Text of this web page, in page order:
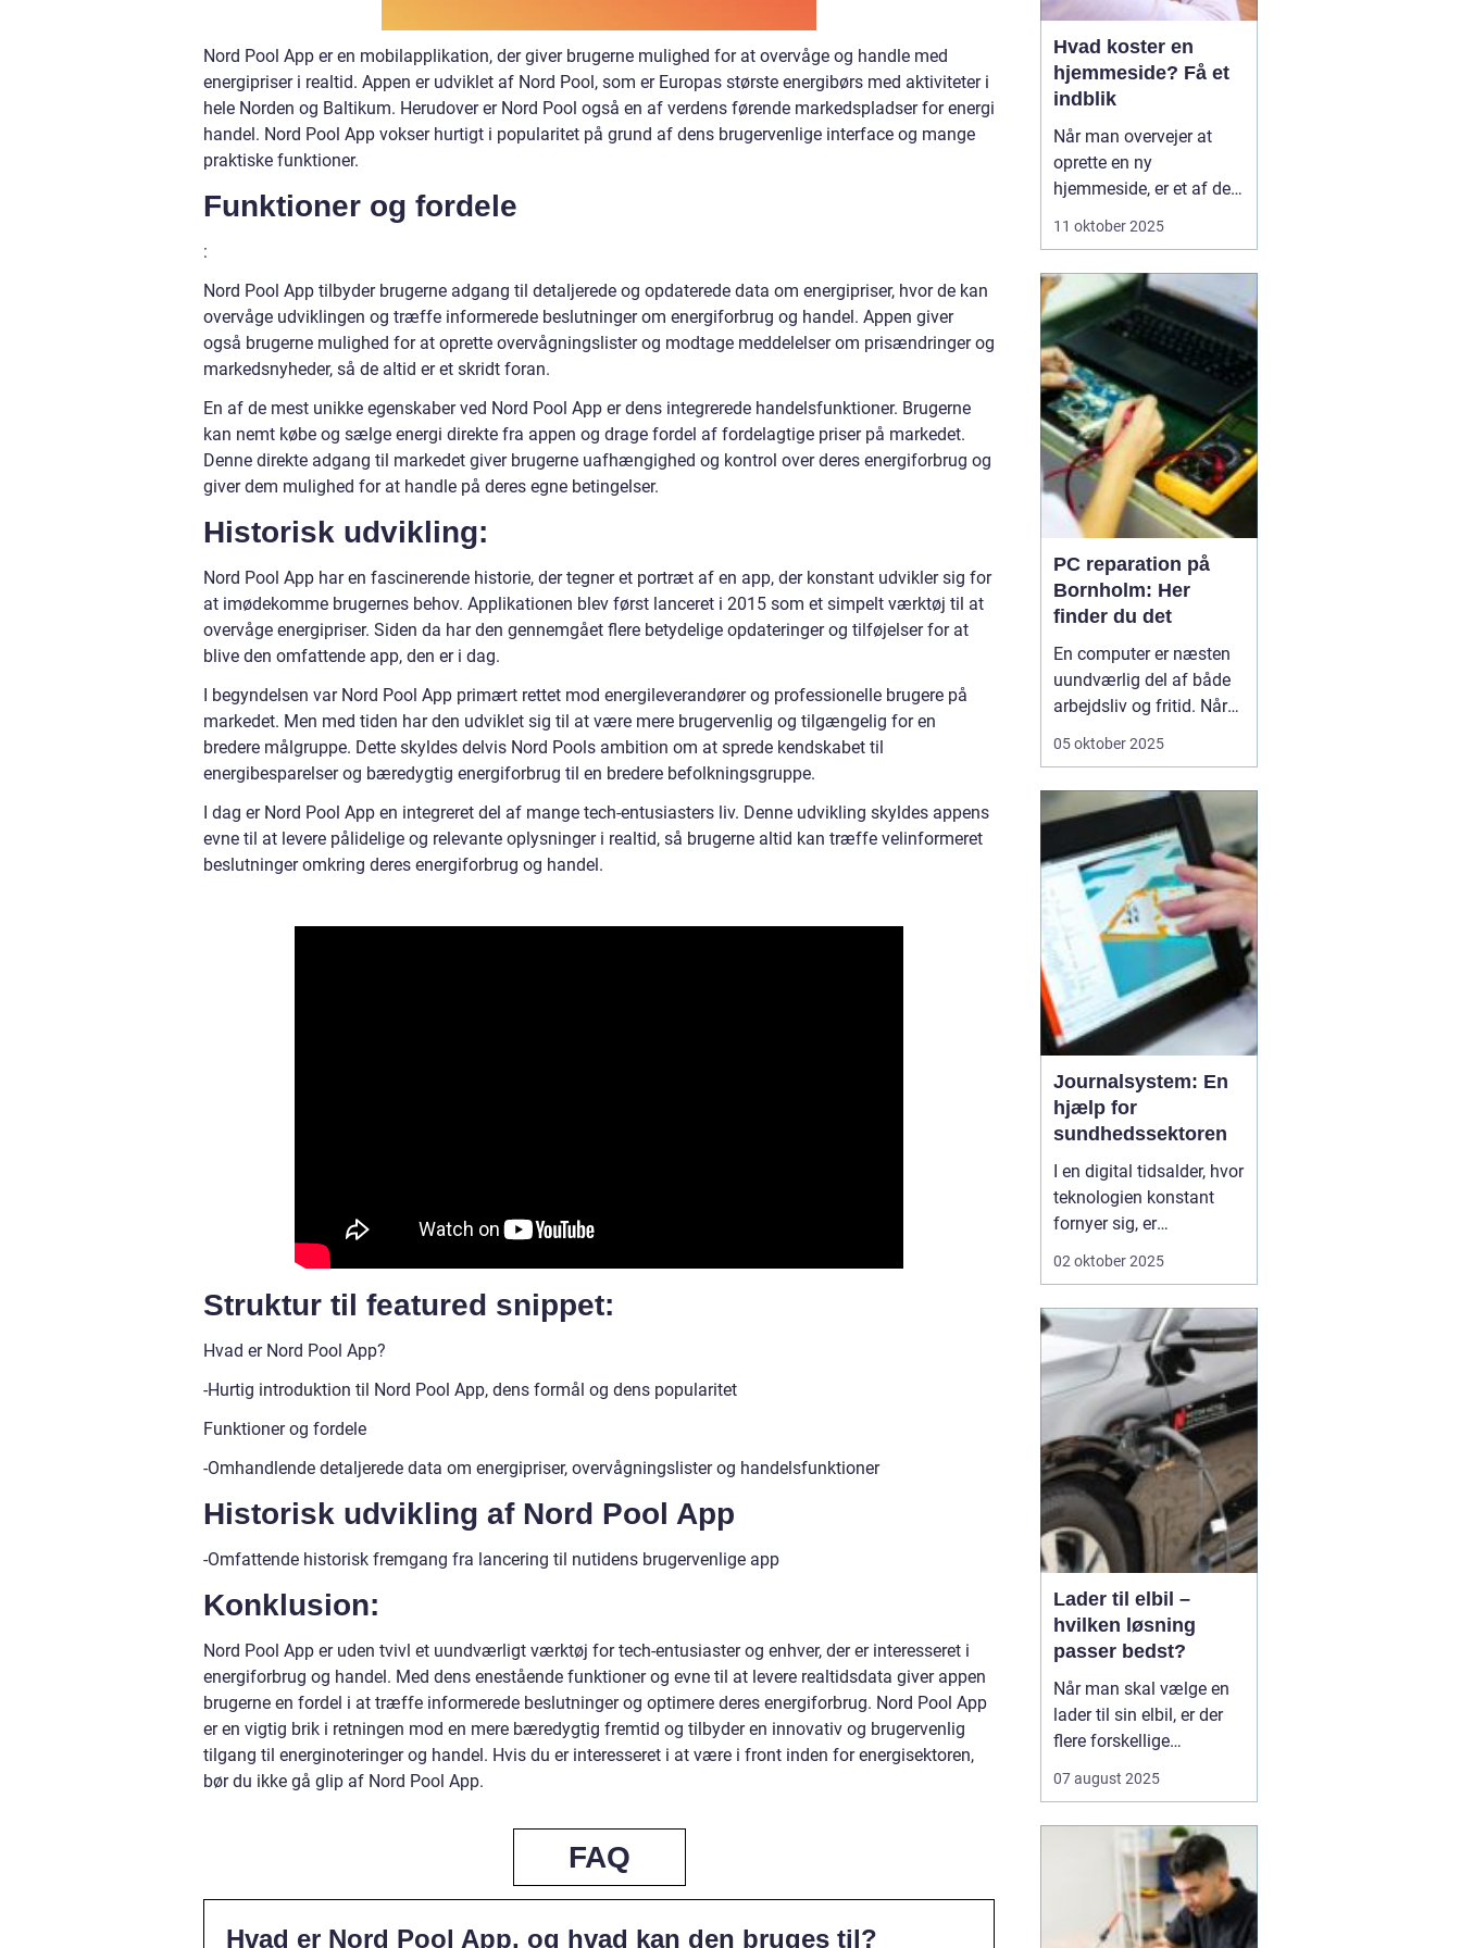
Nord Pool App er en mobilapplikation, der giver brugerne mulighed for at overvåge og handle med
energipriser i realtid. Appen er udviklet af Nord Pool, som er Europas største energibørs med aktiviteter i
hele Norden og Baltikum. Herudover er Nord Pool også en af verdens førende markedspladser for energi
handel. Nord Pool App vokser hurtigt i popularitet på grund af dens brugervenlige interface og mange
praktiske funktioner.
Funktioner og fordele
:
Nord Pool App tilbyder brugerne adgang til detaljerede og opdaterede data om energipriser, hvor de kan
overvåge udviklingen og træffe informerede beslutninger om energiforbrug og handel. Appen giver
også brugerne mulighed for at oprette overvågningslister og modtage meddelelser om prisændringer og
markedsnyheder, så de altid er et skridt foran.
En af de mest unikke egenskaber ved Nord Pool App er dens integrerede handelsfunktioner. Brugerne
kan nemt købe og sælge energi direkte fra appen og drage fordel af fordelagtige priser på markedet.
Denne direkte adgang til markedet giver brugerne uafhængighed og kontrol over deres energiforbrug og
giver dem mulighed for at handle på deres egne betingelser.
Historisk udvikling:
Nord Pool App har en fascinerende historie, der tegner et portræt af en app, der konstant udvikler sig for
at imødekomme brugernes behov. Applikationen blev først lanceret i 2015 som et simpelt værktøj til at
overvåge energipriser. Siden da har den gennemgået flere betydelige opdateringer og tilføjelser for at
blive den omfattende app, den er i dag.
I begyndelsen var Nord Pool App primært rettet mod energileverandører og professionelle brugere på
markedet. Men med tiden har den udviklet sig til at være mere brugervenlig og tilgængelig for en
bredere målgruppe. Dette skyldes delvis Nord Pools ambition om at sprede kendskabet til
energibesparelser og bæredygtig energiforbrug til en bredere befolkningsgruppe.
I dag er Nord Pool App en integreret del af mange tech-entusiasters liv. Denne udvikling skyldes appens
evne til at levere pålidelige og relevante oplysninger i realtid, så brugerne altid kan træffe velinformeret
beslutninger omkring deres energiforbrug og handel.
Struktur til featured snippet:
Hvad er Nord Pool App?
-Hurtig introduktion til Nord Pool App, dens formål og dens popularitet
Funktioner og fordele
-Omhandlende detaljerede data om energipriser, overvågningslister og handelsfunktioner
Historisk udvikling af Nord Pool App
-Omfattende historisk fremgang fra lancering til nutidens brugervenlige app
Konklusion:
Nord Pool App er uden tvivl et uundværligt værktøj for tech-entusiaster og enhver, der er interesseret i
energiforbrug og handel. Med dens enestående funktioner og evne til at levere realtidsdata giver appen
brugerne en fordel i at træffe informerede beslutninger og optimere deres energiforbrug. Nord Pool App
er en vigtig brik i retningen mod en mere bæredygtig fremtid og tilbyder en innovativ og brugervenlig
tilgang til energinoteringer og handel. Hvis du er interesseret i at være i front inden for energisektoren,
bør du ikke gå glip af Nord Pool App.
FAQ
Hvad er Nord Pool App, og hvad kan den bruges til?
Hvad koster en
hjemmeside? Få et
indblik
Når man overvejer at
oprette en ny
hjemmeside, er et af de
væsentligste spørgsmål
variere betydeligt
afhængig af flere
faktorer såsom design,
funktionalitet og
kompleksi...
11 oktober 2025
PC reparation på
Bornholm: Her
finder du det
En computer er næsten
uundværlig del af både
arbejdsliv og fritid. Når
en computer bryder ned
det skabe betydelige
frustrationer. Løsningen
er kun et stenkast...
05 oktober 2025
Journalsystem: En
hjælp for
sundhedssektoren
I en digital tidsalder, hvor
teknologien konstant
fornyer sig, er
journalsystemer blevet
systemer hjælper
sundhedsprofessionelle
med at organisere,
opbevare og få adgang
til patientoplysninge...
02 oktober 2025
Lader til elbil –
hvilken løsning
passer bedst?
Når man skal vælge en
lader til sin elbil, er der
flere forskellige
En af de ting, man skal
man ønsker en fast pris
eller en forbrugsafregnet
lader til elbil. Begge
løsninger ...
07 august 2025